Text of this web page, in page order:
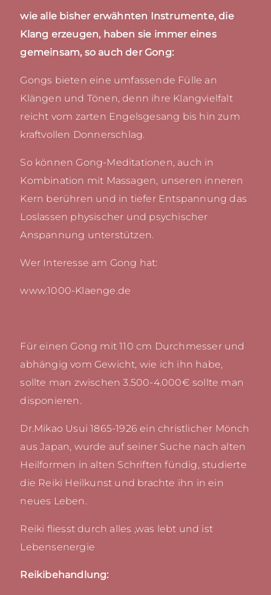
wie alle bisher erwähnten Instrumente, die
Klang erzeugen, haben sie immer eines
gemeinsam, so auch der Gong:
Gongs bieten eine umfassende Fülle an
Klängen und Tönen, denn ihre Klangvielfalt
reicht vom zarten Engelsgesang bis hin zum
kraftvollen Donnerschlag.
So können Gong-Meditationen, auch in
Kombination mit Massagen, unseren inneren
Kern berühren und in tiefer Entspannung das
Loslassen physischer und psychischer
Anspannung unterstützen.
Wer Interesse am Gong hat:
www.1000-Klaenge.de
Für einen Gong mit 110 cm Durchmesser und
abhängig vom Gewicht, wie ich ihn habe,
sollte man zwischen 3.500-4.000€ sollte man
disponieren.
Dr.Mikao Usui 1865-1926 ein christlicher Mönch
aus Japan, wurde auf seiner Suche nach alten
Heilformen in alten Schriften fündig, studierte
die Reiki Heilkunst und brachte ihn in ein
neues Leben.
Reiki fliesst durch alles ,was lebt und ist
Lebensenergie
Reikibehandlung: